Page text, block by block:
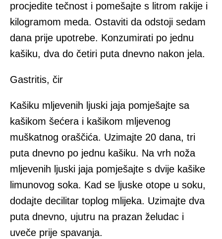
procjedite tečnost i pomešajte s litrom rakije i
kilogramom meda. Ostaviti da odstoji sedam
dana prije upotrebe. Konzumirati po jednu
kašiku, dva do četiri puta dnevno nakon jela.
Gastritis, čir
Kašiku mljevenih ljuski jaja pomješajte sa
kašikom šećera i kašikom mljevenog
muškatnog oraščića. Uzimajte 20 dana, tri
puta dnevno po jednu kašiku. Na vrh noža
mljevenih ljuski jaja pomješajte s dvije kašike
limunovog soka. Kad se ljuske otope u soku,
dodajte decilitar toplog mlijeka. Uzimajte dva
puta dnevno, ujutru na prazan želudac i
uveče prije spavanja.